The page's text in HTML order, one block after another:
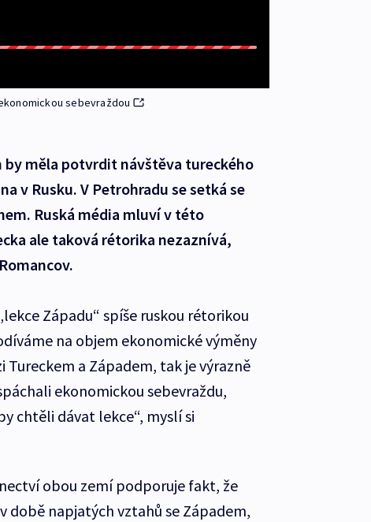
sebevraždou
měla potvrdit návštěva tureckého
v Rusku. V Petrohradu se setká se
Ruská média mluví v této
ale taková rétorika nezaznívá,
Západu“ spíše ruskou rétorikou
na objem ekonomické výměny
Tureckem a Západem, tak je výrazně
ekonomickou sebevraždu,
chtěli dávat lekce“, myslí si
obou zemí podporuje fakt, že
době napjatých vztahů se Západem,